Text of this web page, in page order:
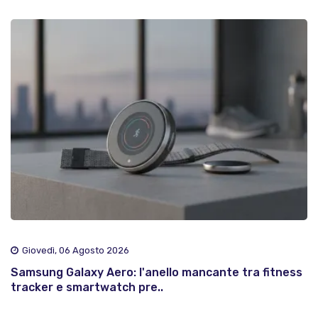
Giovedì, 06 Agosto 2026
Samsung Galaxy Aero: l'anello mancante tra fitness
tracker e smartwatch pre..